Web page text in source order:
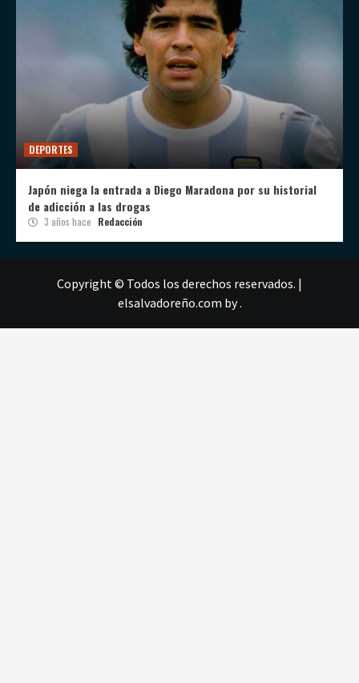
DEPORTES
Japón niega la entrada a Diego Maradona por su historial
de adicción a las drogas
3 años hace Redacción
Copyright © Todos los derechos reservados. |
elsalvadoreño.com by .